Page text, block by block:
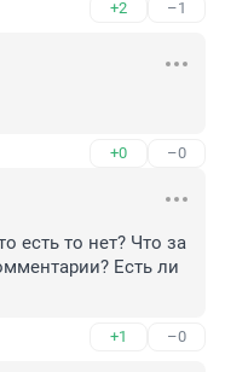
+2 –1
+0 –0
есть то нет? Что за
Есть ли
+1 –0